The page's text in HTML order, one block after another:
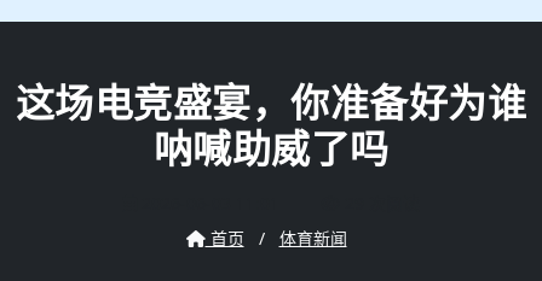
这场电竞盛宴，你准备好为谁
呐喊助威了吗
首页
/ 体育新闻